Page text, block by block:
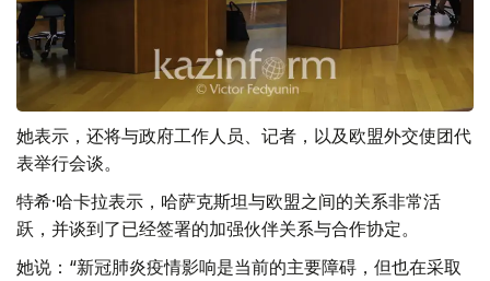
她表示，还将与政府工作人员、记者，以及欧盟外交使团代
表举行会谈。
特希·哈卡拉表示，哈萨克斯坦与欧盟之间的关系非常活
跃，并谈到了已经签署的加强伙伴关系与合作协定。
她说：“新冠肺炎疫情影响是当前的主要障碍，但也在采取